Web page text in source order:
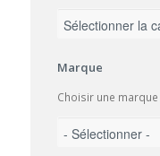
Marque
Choisir une marque